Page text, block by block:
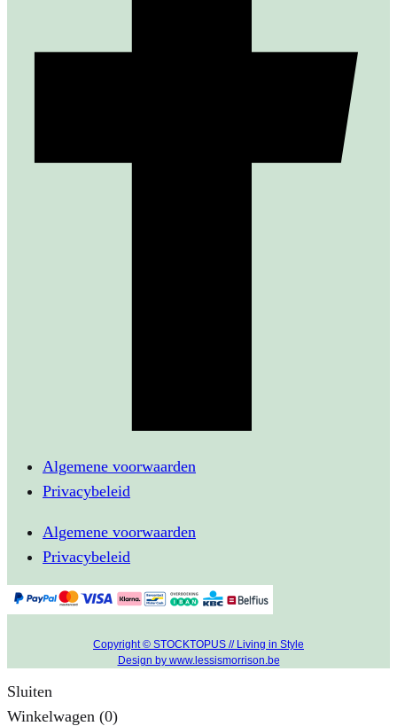
Algemene voorwaarden
Privacybeleid
Algemene voorwaarden
Privacybeleid
Copyright © STOCKTOPUS // Living in Style
Design by www.lessismorrison.be
Sluiten
Winkelwagen (0)